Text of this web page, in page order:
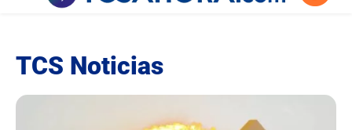
TCS Noticias